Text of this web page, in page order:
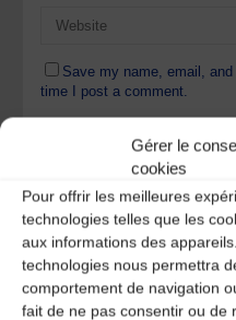
Gérer le
cookies
Pour offrir les meilleures
technologies telles que les
aux informations des
technologies nous permettra
comportement de navigation
fait de ne pas consentir ou de
Save my name, email,
time I post a comment.
Ce site utilise Akismet pour
savoir plus sur la façon
commentaires sont traitées.